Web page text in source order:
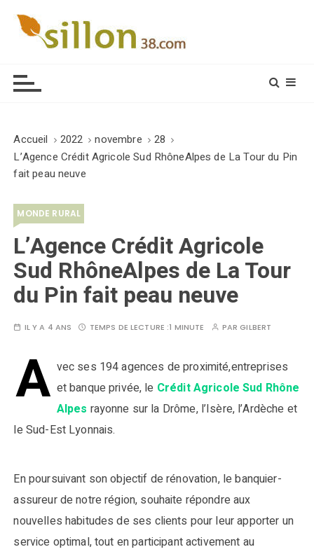
Accueil 2022 novembre
28
L’Agence Crédit Agricole Sud RhôneAlpes de La Tour du Pin
fait peau neuve
MONDE RURAL
L’Agence Crédit Agricole
Sud RhôneAlpes de La Tour
du Pin fait peau neuve
IL Y A 4 ANS TEMPS DE LECTURE :1 MINUTE PARGILBERT
A vec ses 194 agences de proximité,entreprises
et banque privée, le Crédit Agricole Sud Rhône
Alpes rayonne sur la Drôme, l’Isère, l’Ardèche et
le Sud-Est Lyonnais.
En poursuivant son objectif de rénovation, le banquier-
assureur de notre région, souhaite répondre aux
nouvelles habitudes de ses clients pour leur apporter un
service optimal, tout en participant activement au